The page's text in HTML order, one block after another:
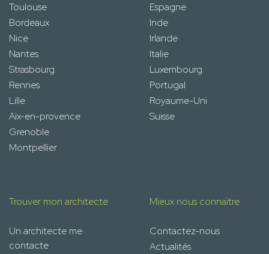
Toulouse
Bordeaux
Nice
Nantes
Strasbourg
Rennes
Lille
Aix-en-provence
Grenoble
Montpellier
Espagne
Inde
Irlande
Italie
Luxembourg
Portugal
Royaume-Uni
Suisse
Trouver mon architecte
Un architecte me
contacte
Mieux nous connaître
Contactez-nous
Actualités